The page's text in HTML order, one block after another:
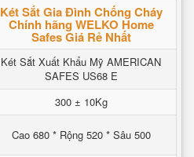
Két Sắt Gia Đình Chống Cháy
Chính hãng WELKO Home
Safes Giá Rẻ Nhất
Két Sắt Xuất Khẩu Mỹ AMERICAN
SAFES US68 E
300 ± 10Kg
Cao 680 * Rộng 520 * Sâu 500